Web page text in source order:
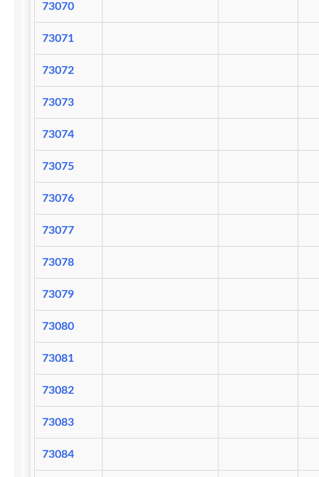
73070
73071
73072
73073
73074
73075
73076
73077
73078
73079
73080
73081
73082
73083
73084